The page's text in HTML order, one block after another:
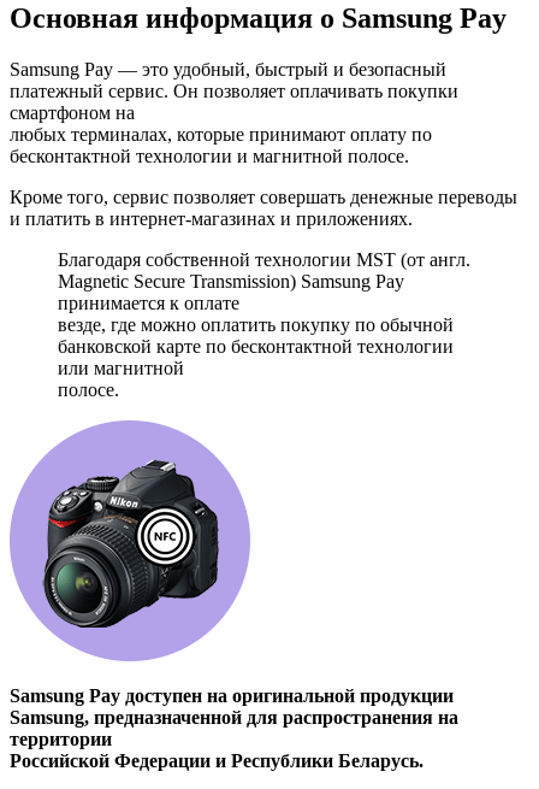
Основная информация о Samsung Pay
Samsung Pay — это удобный, быстрый и безопасный
платежный сервис. Он позволяет оплачивать покупки
смартфоном на
любых терминалах, которые принимают оплату по
бесконтактной технологии и магнитной полосе.
Кроме того, сервис позволяет совершать денежные переводы
и платить в интернет-магазинах и приложениях.
Благодаря собственной технологии MST (от англ.
Magnetic Secure Transmission) Samsung Pay
принимается к оплате
везде, где можно оплатить покупку по обычной
банковской карте по бесконтактной технологии
или магнитной
полосе.
Samsung Pay доступен на оригинальной продукции
Samsung, предназначенной для распространения на
территории
Российской Федерации и Республики Беларусь.